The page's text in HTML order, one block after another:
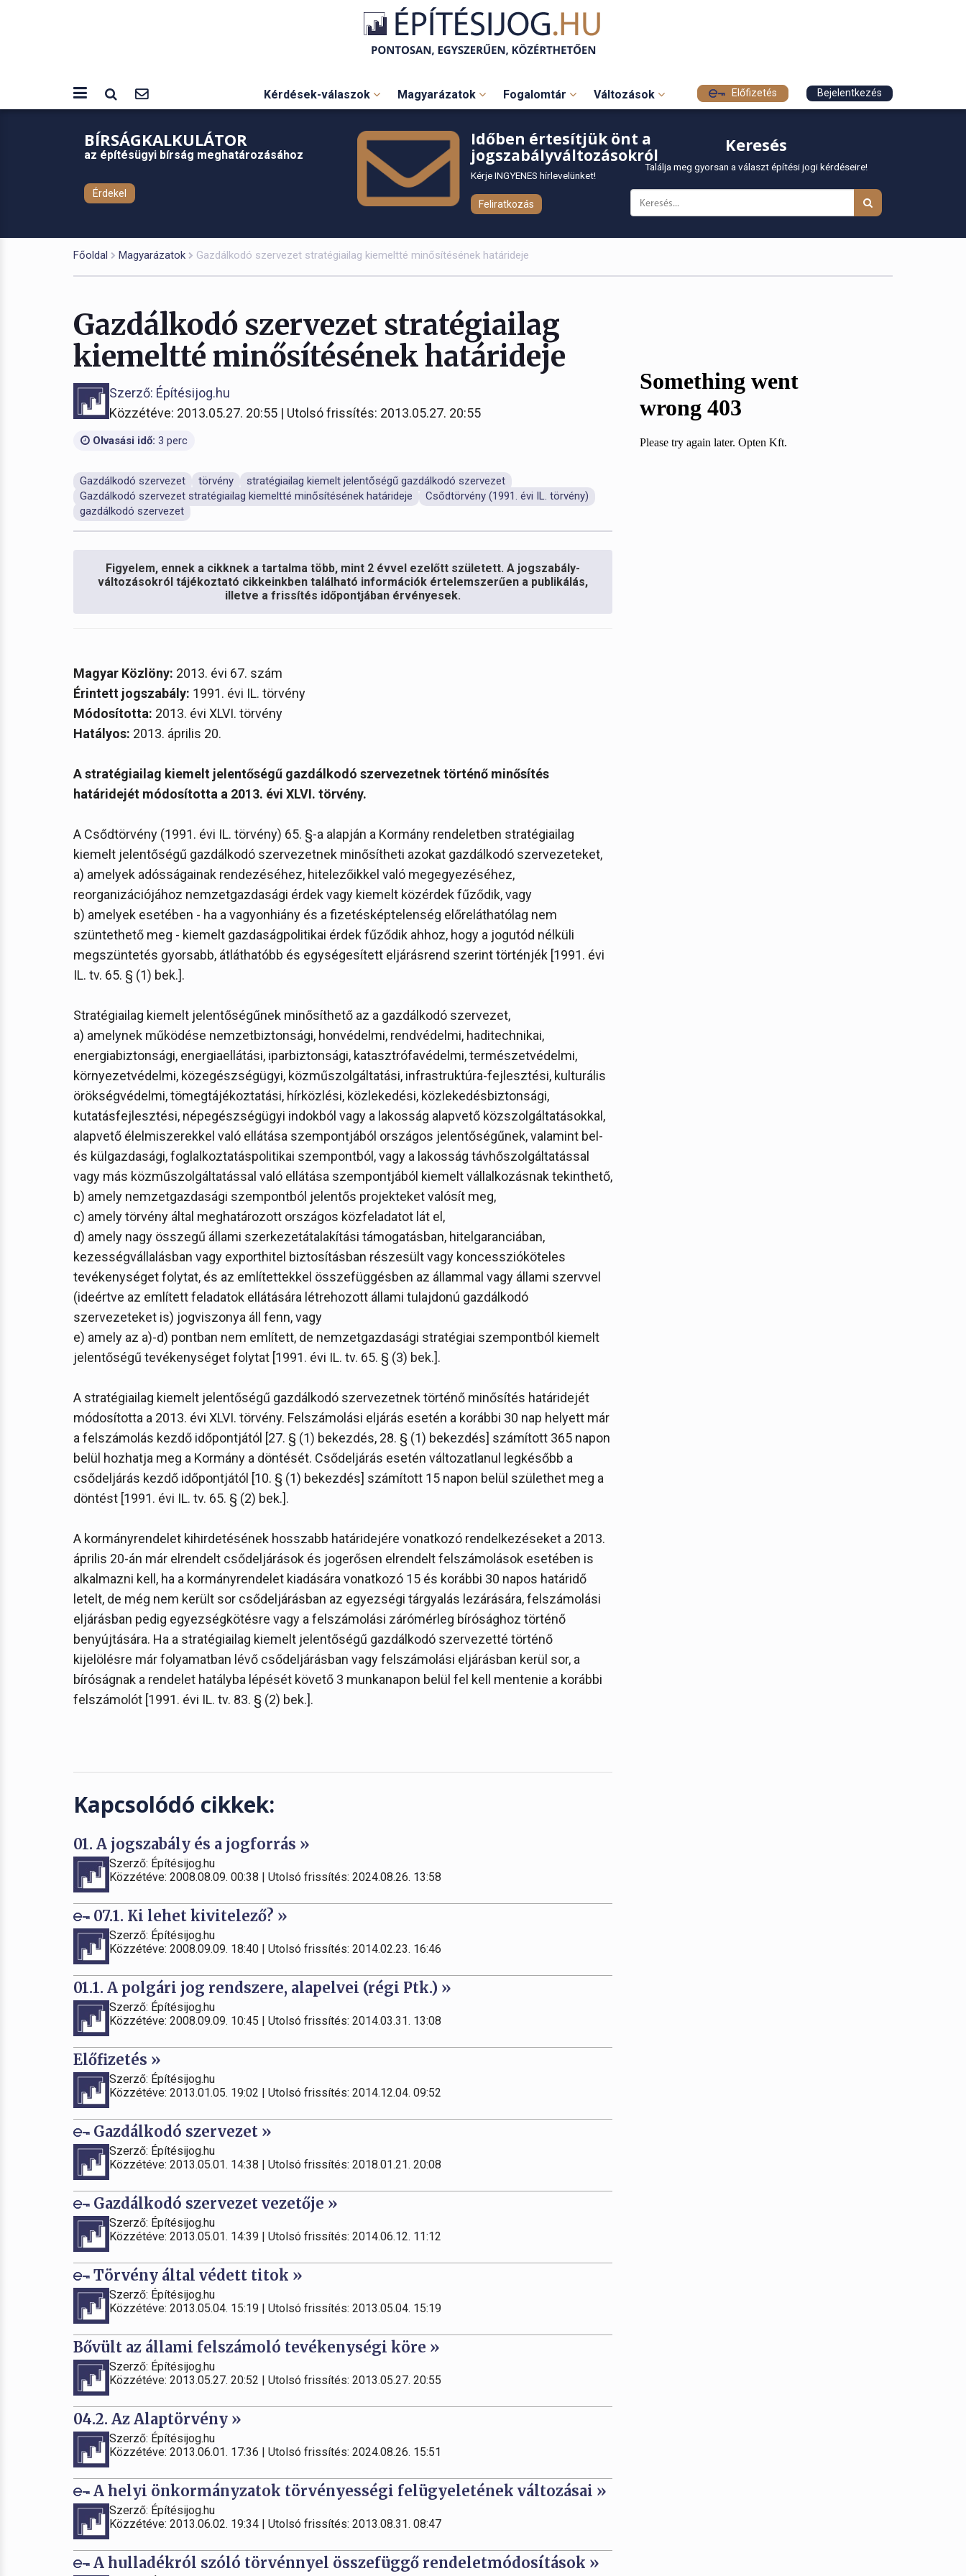
Kérdések-válaszok Magyarázatok Fogalomtár Változások Előfizetés Bejelentkezés
BÍRSÁGKALKULÁTOR
az építésügyi bírság meghatározásához
Érdekel
Időben értesítjük önt a
jogszabályváltozásokról
Kérje INGYENES hírlevelünket!
Feliratkozás
Keresés
Találja meg gyorsan a választ építési jogi kérdéseire!
Főoldal Magyarázatok Gazdálkodó szervezet stratégiailag kiemeltté minősítésének határideje
Gazdálkodó szervezet stratégiailag
kiemeltté minősítésének határideje
Szerző: Építésijog.hu
Közzétéve: 2013.05.27. 20:55 | Utolsó frissítés: 2013.05.27. 20:55
Olvasási idő: 3 perc
Gazdálkodó szervezet törvény
stratégiailag kiemelt jelentőségű gazdálkodó szervezet
Gazdálkodó szervezet stratégiailag kiemeltté minősítésének határideje
Csődtörvény (1991. évi IL. törvény)
gazdálkodó szervezet
Figyelem, ennek a cikknek a tartalma több, mint 2 évvel ezelőtt született. A jogszabály-
változásokról tájékoztató cikkeinkben található információk értelemszerűen a publikálás,
illetve a frissítés időpontjában érvényesek.
Magyar Közlöny: 2013. évi 67. szám
Érintett jogszabály: 1991. évi IL. törvény
Módosította: 2013. évi XLVI. törvény
Hatályos: 2013. április 20.
A stratégiailag kiemelt jelentőségű gazdálkodó szervezetnek történő minősítés
határidejét módosította a 2013. évi XLVI. törvény.
A Csődtörvény (1991. évi IL. törvény) 65. §-a alapján a Kormány rendeletben stratégiailag
kiemelt jelentőségű gazdálkodó szervezetnek minősítheti azokat gazdálkodó szervezeteket,
a) amelyek adósságainak rendezéséhez, hitelezőikkel való megegyezéséhez,
reorganizációjához nemzetgazdasági érdek vagy kiemelt közérdek fűződik, vagy
b) amelyek esetében - ha a vagyonhiány és a fizetésképtelenség előreláthatólag nem
szüntethető meg - kiemelt gazdaságpolitikai érdek fűződik ahhoz, hogy a jogutód nélküli
megszüntetés gyorsabb, átláthatóbb és egységesített eljárásrend szerint történjék [1991. évi
IL. tv. 65. § (1) bek.].
Stratégiailag kiemelt jelentőségűnek minősíthető az a gazdálkodó szervezet,
a) amelynek működése nemzetbiztonsági, honvédelmi, rendvédelmi, haditechnikai,
energiabiztonsági, energiaellátási, iparbiztonsági, katasztrófavédelmi, természetvédelmi,
környezetvédelmi, közegészségügyi, közműszolgáltatási, infrastruktúra-fejlesztési, kulturális
örökségvédelmi, tömegtájékoztatási, hírközlési, közlekedési, közlekedésbiztonsági,
kutatásfejlesztési, népegészségügyi indokból vagy a lakosság alapvető közszolgáltatásokkal,
alapvető élelmiszerekkel való ellátása szempontjából országos jelentőségűnek, valamint bel-
és külgazdasági, foglalkoztatáspolitikai szempontból, vagy a lakosság távhőszolgáltatással
vagy más közműszolgáltatással való ellátása szempontjából kiemelt vállalkozásnak tekinthető,
b) amely nemzetgazdasági szempontból jelentős projekteket valósít meg,
c) amely törvény által meghatározott országos közfeladatot lát el,
d) amely nagy összegű állami szerkezetátalakítási támogatásban, hitelgaranciában,
kezességvállalásban vagy exporthitel biztosításban részesült vagy koncesszióköteles
tevékenységet folytat, és az említettekkel összefüggésben az állammal vagy állami szervvel
(ideértve az említett feladatok ellátására létrehozott állami tulajdonú gazdálkodó
szervezeteket is) jogviszonya áll fenn, vagy
e) amely az a)-d) pontban nem említett, de nemzetgazdasági stratégiai szempontból kiemelt
jelentőségű tevékenységet folytat [1991. évi IL. tv. 65. § (3) bek.].
A stratégiailag kiemelt jelentőségű gazdálkodó szervezetnek történő minősítés határidejét
módosította a 2013. évi XLVI. törvény. Felszámolási eljárás esetén a korábbi 30 nap helyett már
a felszámolás kezdő időpontjától [27. § (1) bekezdés, 28. § (1) bekezdés] számított 365 napon
belül hozhatja meg a Kormány a döntését. Csődeljárás esetén változatlanul legkésőbb a
csődeljárás kezdő időpontjától [10. § (1) bekezdés] számított 15 napon belül születhet meg a
döntést [1991. évi IL. tv. 65. § (2) bek.].
A kormányrendelet kihirdetésének hosszabb határidejére vonatkozó rendelkezéseket a 2013.
április 20-án már elrendelt csődeljárások és jogerősen elrendelt felszámolások esetében is
alkalmazni kell, ha a kormányrendelet kiadására vonatkozó 15 és korábbi 30 napos határidő
letelt, de még nem került sor csődeljárásban az egyezségi tárgyalás lezárására, felszámolási
eljárásban pedig egyezségkötésre vagy a felszámolási zárómérleg bírósághoz történő
benyújtására. Ha a stratégiailag kiemelt jelentőségű gazdálkodó szervezetté történő
kijelölésre már folyamatban lévő csődeljárásban vagy felszámolási eljárásban kerül sor, a
bíróságnak a rendelet hatályba lépését követő 3 munkanapon belül fel kell mentenie a korábbi
felszámolót [1991. évi IL. tv. 83. § (2) bek.].
Kapcsolódó cikkek:
01. A jogszabály és a jogforrás »
Szerző: Építésijog.hu
Közzétéve: 2008.08.09. 00:38 | Utolsó frissítés: 2024.08.26. 13:58
07.1. Ki lehet kivitelező? »
Szerző: Építésijog.hu
Közzétéve: 2008.09.09. 18:40 | Utolsó frissítés: 2014.02.23. 16:46
01.1. A polgári jog rendszere, alapelvei (régi Ptk.) »
Szerző: Építésijog.hu
Közzétéve: 2008.09.09. 10:45 | Utolsó frissítés: 2014.03.31. 13:08
Előfizetés »
Szerző: Építésijog.hu
Közzétéve: 2013.01.05. 19:02 | Utolsó frissítés: 2014.12.04. 09:52
Gazdálkodó szervezet »
Szerző: Építésijog.hu
Közzétéve: 2013.05.01. 14:38 | Utolsó frissítés: 2018.01.21. 20:08
Gazdálkodó szervezet vezetője »
Szerző: Építésijog.hu
Közzétéve: 2013.05.01. 14:39 | Utolsó frissítés: 2014.06.12. 11:12
Törvény által védett titok »
Szerző: Építésijog.hu
Közzétéve: 2013.05.04. 15:19 | Utolsó frissítés: 2013.05.04. 15:19
Bővült az állami felszámoló tevékenységi köre »
Szerző: Építésijog.hu
Közzétéve: 2013.05.27. 20:52 | Utolsó frissítés: 2013.05.27. 20:55
04.2. Az Alaptörvény »
Szerző: Építésijog.hu
Közzétéve: 2013.06.01. 17:36 | Utolsó frissítés: 2024.08.26. 15:51
A helyi önkormányzatok törvényességi felügyeletének változásai »
Szerző: Építésijog.hu
Közzétéve: 2013.06.02. 19:34 | Utolsó frissítés: 2013.08.31. 08:47
A hulladékról szóló törvénnyel összefüggő rendeletmódosítások »